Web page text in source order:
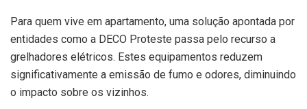
Para quem vive em apartamento, uma solução apontada por
entidades como a DECO Proteste passa pelo recurso a
grelhadores elétricos. Estes equipamentos reduzem
significativamente a emissão de fumo e odores, diminuindo
o impacto sobre os vizinhos.